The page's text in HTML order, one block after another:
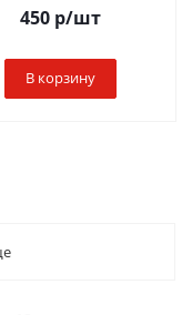
450 р/шт
В корзину